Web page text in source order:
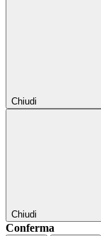
Chiudi
Chiudi
Conferma